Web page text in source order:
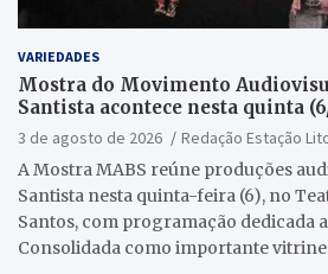
VARIEDADES
Mostra do Movimento
Santista acontece nesta quinta
Guarany
3 de agosto de 2026
Redação Estação
A Mostra MABS reúne produções
Santista nesta quinta-feira (6), no
Santos, com programação dedicada
Consolidada como importante